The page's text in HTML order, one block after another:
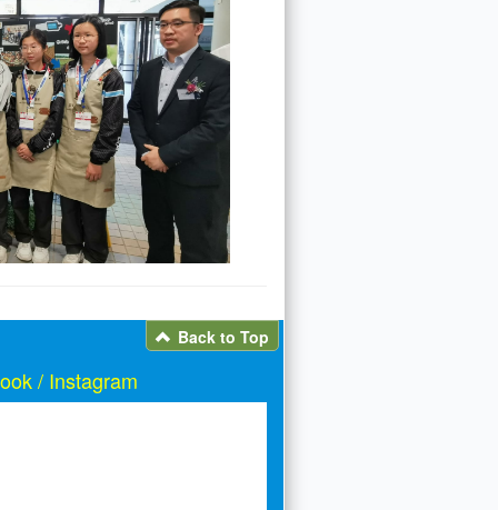
Back to Top
/ Instagram